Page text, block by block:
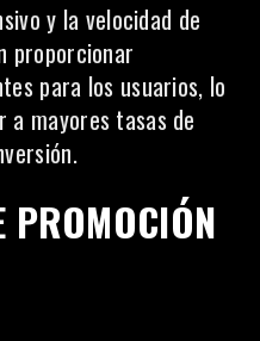
y la velocidad de
proporcionar
para los usuarios, lo
a mayores tasas de
PROMOCIÓN